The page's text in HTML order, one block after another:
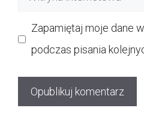
Zapamiętaj moje dane
podczas pisania